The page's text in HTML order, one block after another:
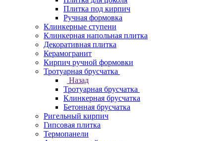
Плитка под кирпич
Ручная формовка
Клинкерные ступени
Клинкерная напольная плитка
Декоративная плитка
Керамогранит
Кирпич ручной формовки
Тротуарная брусчатка
Назад
Тротуарная брусчатка
Клинкерная брусчатка
Бетонная брусчатка
Ригельный кирпич
Гипсовая плитка
Термопанели